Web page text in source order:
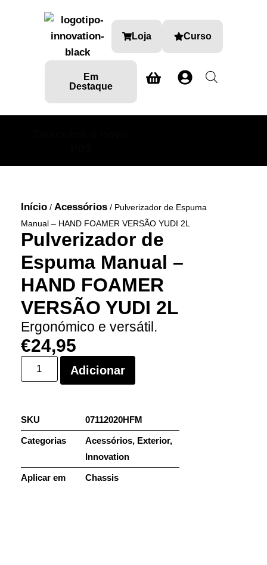
Loja Curso
Em
Destaque
Início / Acessórios / Pulverizador de Espuma
Manual – HAND FOAMER VERSÃO YUDI 2L
Pulverizador de
Espuma Manual –
HAND FOAMER
VERSÃO YUDI 2L
Ergonómico e versátil.
€24,95
Adicionar
SKU 07112020HFM
Categorias Acessórios, Exterior,
Innovation
Aplicar em Chassis